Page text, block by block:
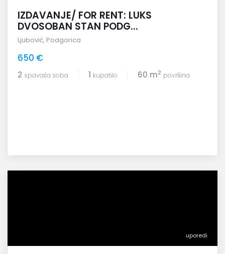
IZDAVANJE/ FOR RENT: LUKS
DVOSOBAN STAN PODG...
Ljubović, Podgorica
650 €
2 spavaća soba 1 kupatilo 60 m2 površina
uporedi